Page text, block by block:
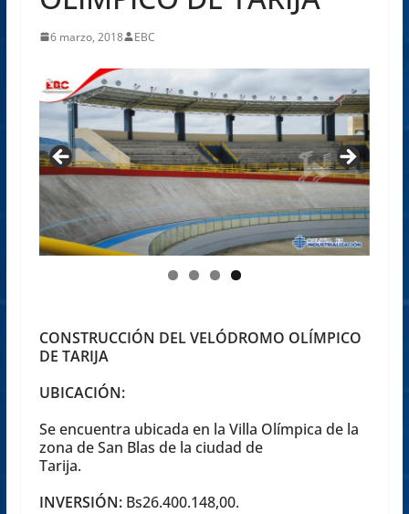
6 marzo, 2018 EBC
CONSTRUCCIÓN DEL VELÓDROMO OLÍMPICO
DE TARIJA
UBICACIÓN:
Se encuentra ubicada en la Villa Olímpica de la
zona de San Blas de la ciudad de
Tarija.
INVERSIÓN:Bs26.400.148,00.